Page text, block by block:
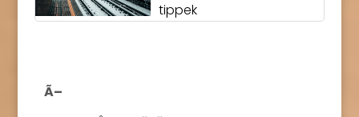
tippek
Ã–